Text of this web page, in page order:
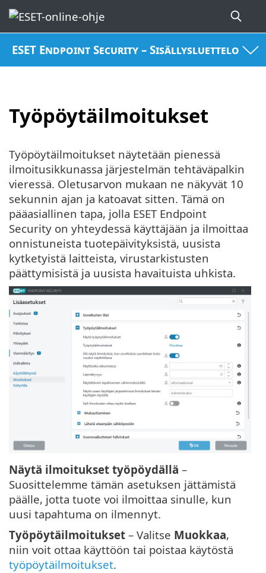
ESET Endpoint Security – Sisällysluettelo
Työpöytäilmoitukset
Työpöytäilmoitukset näytetään pienessä
ilmoitusikkunassa järjestelmän tehtäväpalkin
vieressä. Oletusarvon mukaan ne näkyvät 10
sekunnin ajan ja katoavat sitten. Tämä on
pääasiallinen tapa, jolla ESET Endpoint
Security on yhteydessä käyttäjään ja ilmoittaa
onnistuneista tuotepäivityksistä, uusista
kytketyistä laitteista, virustarkistusten
päättymisistä ja uusista havaituista uhkista.
Näytä ilmoitukset työpöydällä –
Suosittelemme tämän asetuksen jättämistä
päälle, jotta tuote voi ilmoittaa sinulle, kun
uusi tapahtuma on ilmennyt.
Työpöytäilmoitukset – Valitse Muokkaa,
niin voit ottaa käyttöön tai poistaa käytöstä
työpöytäilmoitukset.